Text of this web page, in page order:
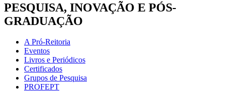
PESQUISA, INOVAÇÃO E PÓS-
GRADUAÇÃO
A Pró-Reitoria
Eventos
Livros e Periódicos
Certificados
Grupos de Pesquisa
PROFEPT